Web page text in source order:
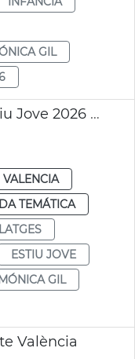
GIL
Novedades programa Estiu Jove 2026 València
VALENCIA
TEMÁTICA
ESTIU JOVE
GIL
València